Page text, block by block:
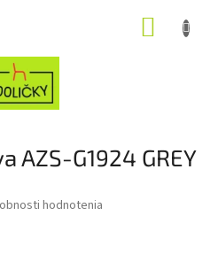
AZS-G1924 GREY
hodnotenia